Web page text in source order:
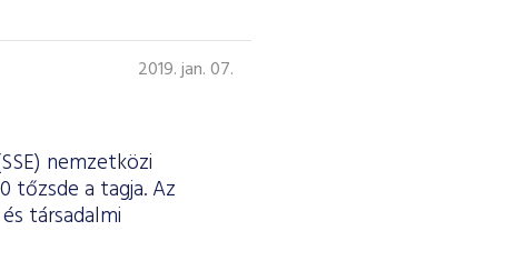
2019. jan. 07.
nemzetközi
tőzsde a tagja. Az
társadalmi